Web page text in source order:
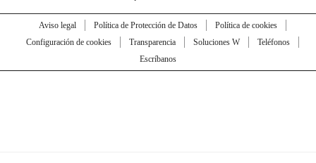
Aviso legal Política de Protección de Datos
Política de cookies
Configuración de cookies
Transparencia Soluciones W
Teléfonos
Escríbanos